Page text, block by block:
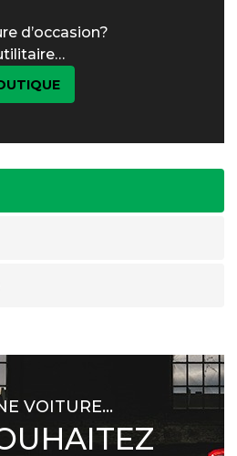
d’occasion?
VOITURE…